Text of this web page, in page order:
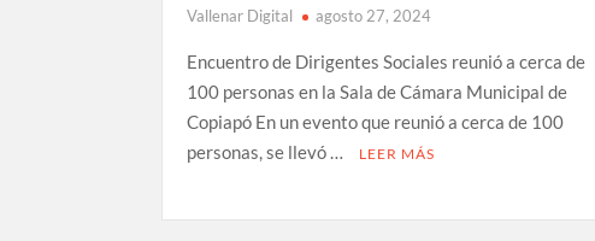
Vallenar Digital agosto 27, 2024
Encuentro de Dirigentes Sociales reunió a cerca de
100 personas en la Sala de Cámara Municipal de
Copiapó En un evento que reunió a cerca de 100
personas, se llevó …
LEER MÁS